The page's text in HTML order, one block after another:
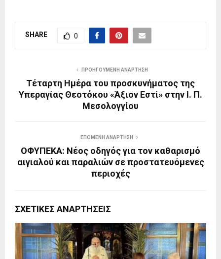
SHARE 0
ΠΡΟΗΓΟΎΜΕΝΗ ΑΝΆΡΤΗΣΗ
Τέταρτη Ημέρα του προσκυνήματος της
Υπεραγίας Θεοτόκου «Άξιον Εστί» στην Ι. Π.
Μεσολογγίου
ΕΠΌΜΕΝΗ ΑΝΆΡΤΗΣΗ
ΟΦΥΠΕΚΑ: Νέος οδηγός για τον καθαρισμό
αιγιαλού και παραλιών σε προστατευόμενες
περιοχές
ΣΧΕΤΙΚΈΣ ΑΝΑΡΤΉΣΕΙΣ